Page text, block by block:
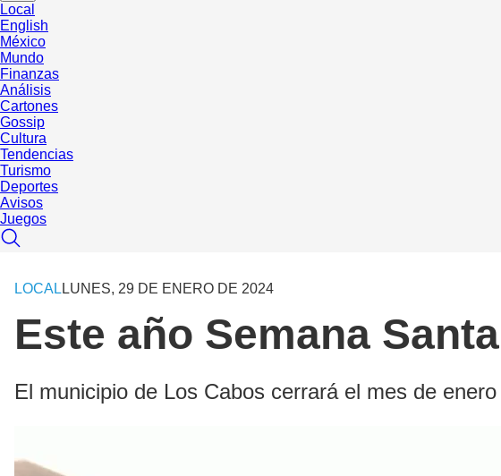
Local
English
México
Mundo
Finanzas
Análisis
Cartones
Gossip
Cultura
Tendencias
Turismo
Deportes
Avisos
Juegos
LOCAL LUNES, 29 DE ENERO DE 2024
Este año Semana
El municipio de Los Cabos cerrará el mes de